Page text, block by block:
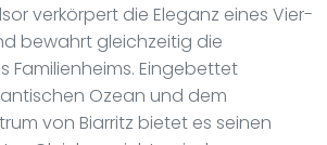
verkörpert die Eleganz eines Vier-
bewahrt gleichzeitig die
Familienheims. Eingebettet
Ozean und dem
von Biarritz bietet es seinen